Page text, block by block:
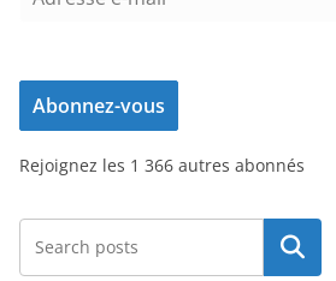
e
s
e
-
Abonnez-vous
Rejoignez les 1 366 autres abonnés
Rechercher